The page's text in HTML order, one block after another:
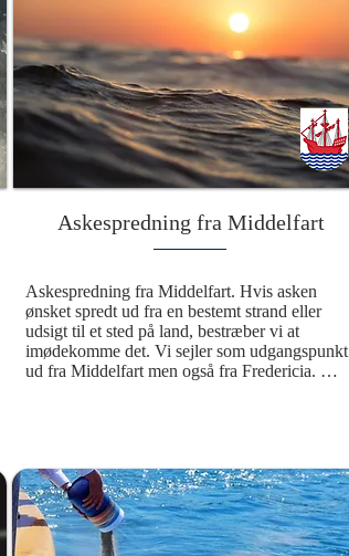
Askespredning fra Middelfart
Askespredning fra Middelfart. Hvis asken
ønsket spredt ud fra en bestemt strand eller
udsigt til et sted på land, bestræber vi at
imødekomme det. Vi sejler som udgangspunkt
ud fra Middelfart men også fra Fredericia.